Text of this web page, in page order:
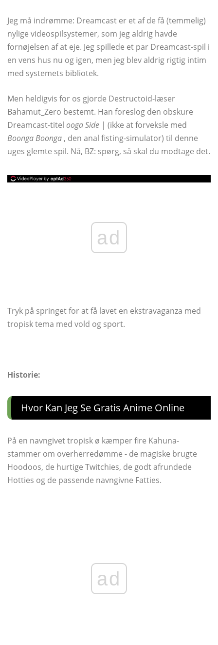
Jeg må indrømme: Dreamcast er et af de få (temmelig)
nylige videospilsystemer, som jeg aldrig havde
fornøjelsen af ​​at eje. Jeg spillede et par Dreamcast-spil i
en vens hus nu og igen, men jeg blev aldrig rigtig intim
med systemets bibliotek.
Men heldigvis for os gjorde Destructoid-læser
Bahamut_Zero bestemt. Han foreslog den obskure
Dreamcast-titel ooga Side | (ikke at forveksle med
Boonga Boonga , den anal fisting-simulator) til denne
uges glemte spil. Nå, BZ: spørg, så skal du modtage det.
ad
Tryk på springet for at få lavet en ekstravaganza med
tropisk tema med vold og sport.
Historie:
Hvor Kan Jeg Se Gratis Anime Online
På en navngivet tropisk ø kæmper fire Kahuna-
stammer om overherredømme - de magiske brugte
Hoodoos, de hurtige Twitchies, de godt afrundede
Hotties og de passende navngivne Fatties.
ad